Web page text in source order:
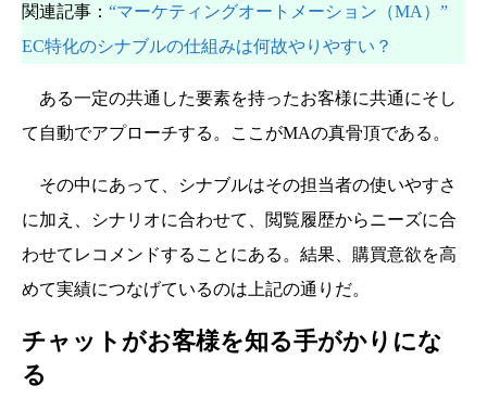
関連記事： “マーケティングオートメーション（MA）”
EC特化のシナブルの仕組みは何故やりやすい？
ある一定の共通した要素を持ったお客様に共通にそし
て自動でアプローチする。ここがMAの真骨頂である。
その中にあって、シナブルはその担当者の使いやすさ
に加え、シナリオに合わせて、閲覧履歴からニーズに合
わせてレコメンドすることにある。結果、購買意欲を高
めて実績につなげているのは上記の通りだ。
チャットがお客様を知る手がかりにな
る